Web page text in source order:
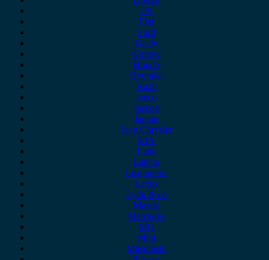
DS
Fiat
Ford
Geely
Gonow
Honda
Hyundai
Isuzu
iveco
Jaecoo
Jaguar
Jeep Chrysler
KIA
Lada
Lancia
Leapmotor
Lexus
Lynk & co
Mazda
Mercedes
MG
Mini
Mitsubishi